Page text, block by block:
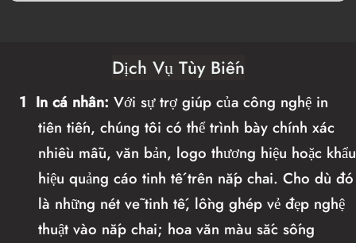
Dịch Vụ Tùy Biến
1 In cá nhân: Với sự trợ giúp của công nghệ in
tiên tiến, chúng tôi có thể trình bày chính xác
nhiều mẫu, văn bản, logo thương hiệu hoặc khẩu
hiệu quảng cáo tinh tế trên nắp chai. Cho dù đó
là những nét vẽ tinh tế, lồng ghép vẻ đẹp nghệ
thuật vào nắp chai; hoa văn màu sắc sống